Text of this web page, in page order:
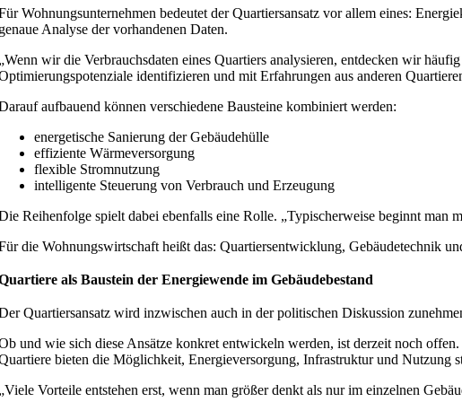
Wohnungsunternehmen bedeutet der Quartiersansatz vor allem eines:
Analyse der vorhandenen Daten.
wir die Verbrauchsdaten eines Quartiers analysieren, entdecken wir
identifizieren und mit Erfahrungen aus anderen
aufbauend können verschiedene Bausteine kombiniert werden:
energetische Sanierung der Gebäudehülle
effiziente Wärmeversorgung
flexible Stromnutzung
intelligente Steuerung von Verbrauch und Erzeugung
Reihenfolge spielt dabei ebenfalls eine Rolle. „Typischerweise beginnt man
die Wohnungswirtschaft heißt das: Quartiersentwicklung, Gebäudetechnik
als Baustein der Energiewende im Gebäudebestand
Quartiersansatz wird inzwischen auch in der politischen Diskussion
und wie sich diese Ansätze konkret entwickeln werden, ist derzeit noch
bieten die Möglichkeit, Energieversorgung, Infrastruktur und Nutzung
Vorteile entstehen erst, wenn man größer denkt als nur im einzelnen